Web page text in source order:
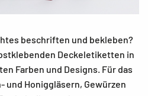
beschriften und bekleben?
Deckeletiketten in
Farben und Designs. Für das
und Honiggläsern, Gewürzen